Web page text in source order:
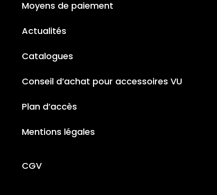
Moyens de paiement
Actualités
Catalogues
Conseil d’achat pour accessoires VU
Plan d’accès
Mentions légales
CGV